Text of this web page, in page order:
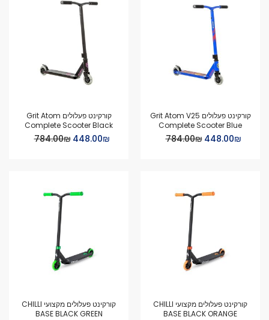
קורקינט פעלולים Grit Atom V25
Complete Scooter Blue
Special
₪‏448.00
₪‏784.00
קורקינט פעלולים Grit Atom
Complete Scooter Black
Special
₪‏448.00
₪‏784.00
קורקינט פעלולים מקצועי CHILLI
BASE BLACK ORANGE
קורקינט פעלולים מקצועי CHILLI
BASE BLACK GREEN